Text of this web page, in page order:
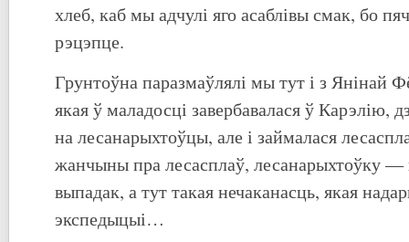
хлеб, каб мы адчулі яго асаблівы смак, бо
рэцэпце.
Грунтоўна паразмаўлялі мы тут і з Янінай
якая ў маладосці завербавалася ў Карэлію,
на лесанарыхтоўцы, але і займалася
жанчыны пра лесасплаў, лесанарыхтоўку —
выпадак, а тут такая нечаканасць, якая
экспедыцыі…